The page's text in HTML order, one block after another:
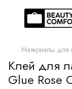
Материалы для
Клей для
Glue Rose